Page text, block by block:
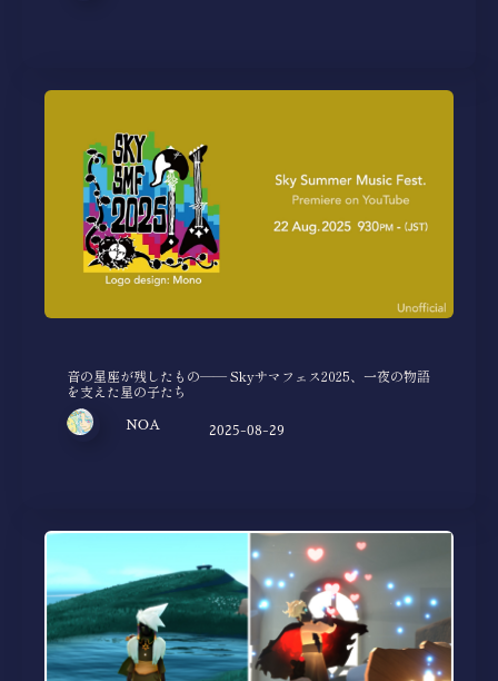
音の星座が残したもの—— Skyサマフェス2025、一夜の物語
を支えた星の子たち
NOA 2025-08-29